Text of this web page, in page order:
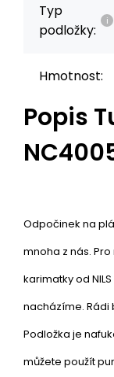
Typ
podložky:
Hmotnost:
Popis
Odpočinek na
mnoha z nás.
karimatky od
nacházíme. Rádi
Podložka je
můžete použít